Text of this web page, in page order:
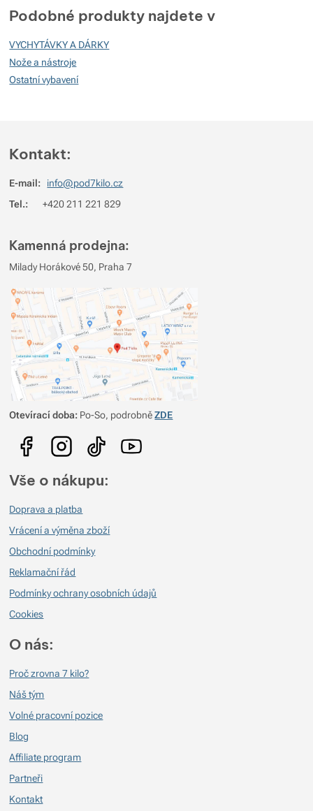
Recenze
Nebyla přidána žádná recenze.
Podobné produkty najdete v
VYCHYTÁVKY A DÁRKY
Nože a nástroje
Ostatní vybavení
Kontakt:
E-mail:
info@pod7kilo.cz
Tel.: +420 211 221 829
Kamenná prodejna:
Milady Horákové 50, Praha 7
Otevírací doba: Po-So, podrobněZDE
Vše o nákupu:
Doprava a platba
Vrácení a výměna zboží
Obchodní podmínky
Reklamační řád
Podmínky ochrany osobních údajů
Cookies
O nás:
Proč zrovna 7 kilo?
Náš tým
Volné pracovní pozice
Blog
Affiliate program
Partneři
Kontakt